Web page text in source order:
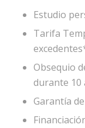
Estudio
Tarifa
Obsequio
durante 10
Garantía